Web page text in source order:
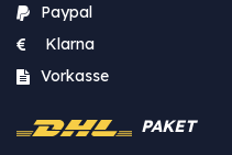
Paypal
Klarna
Vorkasse
PAKET